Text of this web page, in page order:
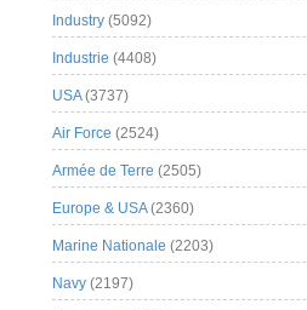
Industry (5092)
Industrie (4408)
USA(3737)
Air Force (2524)
Armée de Terre (2505)
Europe & USA(2360)
Marine Nationale (2203)
Navy (2197)